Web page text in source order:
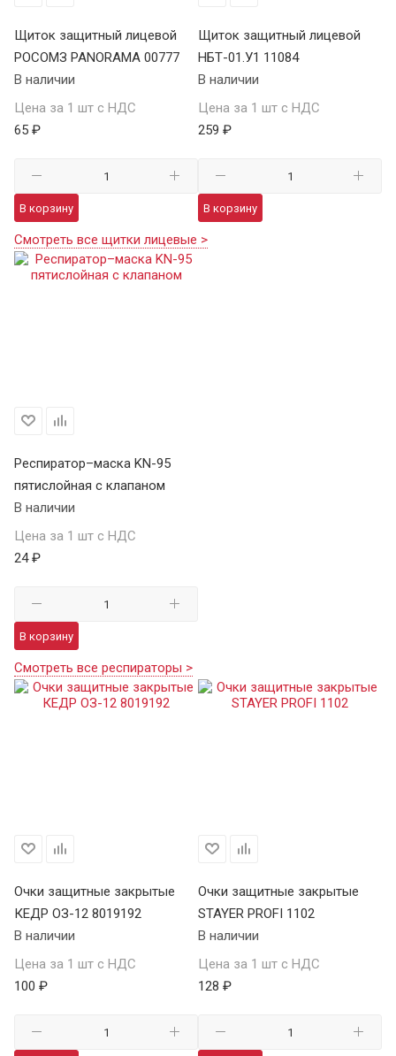
Щиток защитный лицевой
РОСОМЗ PANORAMA 00777
В наличии
Цена за 1 шт с НДС
65 ₽
В корзину
Щиток защитный лицевой
НБТ-01.У1 11084
В наличии
Цена за 1 шт с НДС
259 ₽
В корзину
Смотреть все щитки лицевые >
Респиратор–маска KN-95
пятислойная с клапаном
В наличии
Цена за 1 шт с НДС
24 ₽
В корзину
Смотреть все респираторы >
Очки защитные закрытые
КЕДР ОЗ-12 8019192
В наличии
Цена за 1 шт с НДС
100 ₽
Очки защитные закрытые
STAYER PROFI 1102
В наличии
Цена за 1 шт с НДС
128 ₽